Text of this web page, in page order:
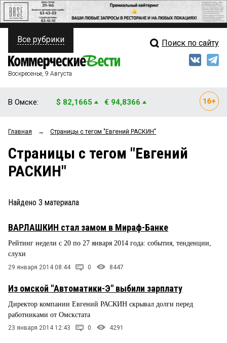
ПОЛИТИКА
ФИНАНСЫ
ОБЩЕСТВО
ЗАКОН
ПРОИСШЕСТВИЯ
СТИЛЬ ЖИЗНИ
Свежий выпуск
Мнения
Рейтинги
Все рубрики Поиск по сайту
Воскресенье, 9 Августа
В Омске: $ 82,1665 € 94,8366
Главная → Страницы c тегом "Евгений РАСКИН"
Страницы c тегом "Евгений
РАСКИН"
Найдено 3 материала
ВАРЛАШКИН стал замом в Мираф-Банке
Рейтинг недели с 20 по 27 января 2014 года: события, тенденции,
слухи
29 января 2014 08:44 0 8447
Из омской "Автоматики-Э" выбили зарплату
Директор компании Евгений РАСКИН скрывал долги перед
работниками от Омскстата
23 января 2014 12:43 0 4291